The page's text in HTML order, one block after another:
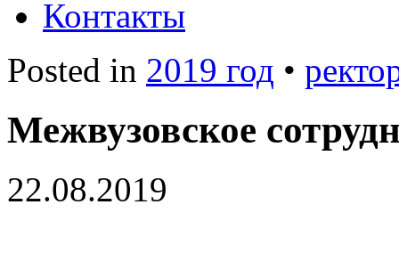
Контакты
Posted in 2019 год •
Межвузовское
22.08.2019